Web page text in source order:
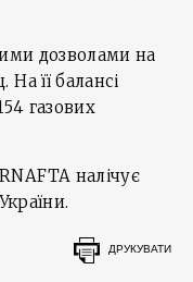
дозволами на
її балансі
газових
налічує
ДРУКУВАТИ